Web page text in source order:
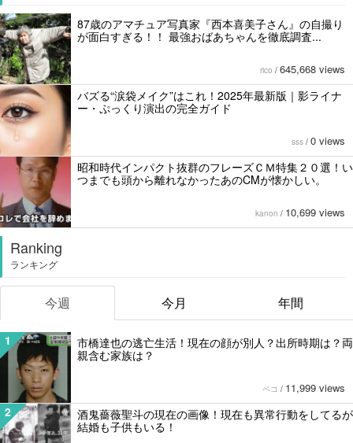
87歳のアマチュア写真家『西本喜美子さん』の自撮り
が面白すぎる！！ 最強おばあちゃんを徹底調査...
rico / 645,668 views
バズる“涙袋メイク”はこれ！2025年最新版｜影ライナ
ー・ぷっくり演出の完全ガイド
sss / 0 views
昭和時代インパクト抜群のフレーズＣＭ特集２０選！い
つまでも頭から離れなかったあのCMが懐かしい。
kanon / 10,699 views
Ranking
ランキング
今週 今月 年間
1
市橋達也の逃亡生活！現在の顔が別人？出所時期は？両
親含む家族は？
ペコ / 11,999 views
2
酒鬼薔薇聖斗の現在の画像！現在も異常行動をしてるが
結婚も子供もいる！